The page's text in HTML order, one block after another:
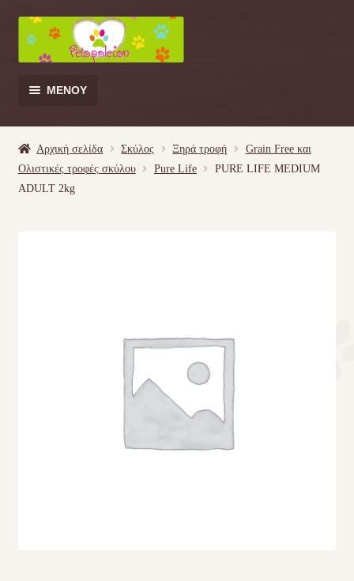
Απευθείας
μετάβαση
στην
πλοήγηση
Μετάβαση
σε
περιεχόμενο
ΜΕΝΟΎ
Γάτα
Τσάντες μεταφοράς
Αρχική σελίδα Σκύλος Ξηρά τροφή
Grain Free και
Ολιστικές τροφές σκύλου
Pure Life
PURE LIFE MEDIUM
ADULT 2kg